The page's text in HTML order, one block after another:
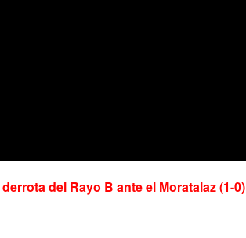
derrota del Rayo B ante el Moratalaz (1-0)